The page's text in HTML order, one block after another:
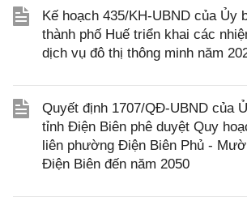
Kế hoạch 435/KH-UBND của Ủy
thành phố Huế triển khai các
dịch vụ đô thị thông minh năm
Quyết định 1707/QĐ-UBND của
tỉnh Điện Biên phê duyệt Quy
liên phường Điện Biên Phủ -
Điện Biên đến năm 2050